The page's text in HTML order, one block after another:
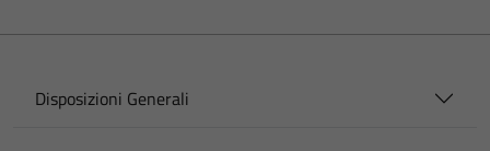
Disposizioni Generali